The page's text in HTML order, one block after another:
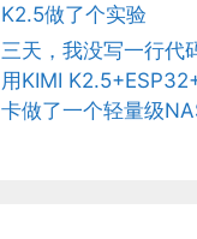
K2.5做了个实验
三天，我没写一行代
用KIMI
卡做了一个轻量级